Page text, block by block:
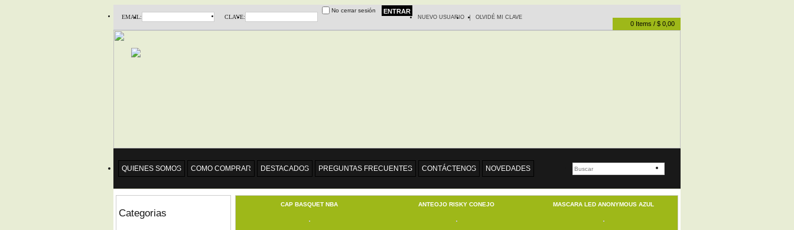
EMAIL: CLAVE:
No cerrar sesión
NUEVO USUARIO | OLVIDÉ MI CLAVE
0 Items / $ 0,00
QUIENES SOMOS COMO COMPRAR DESTACADOS PREGUNTAS FRECUENTES CONTÁCTENOS NOVEDADES
Categorias
CAP BASQUET NBA ANTEOJO RISKY CONEJO MASCARA LED ANONYMOUS AZUL